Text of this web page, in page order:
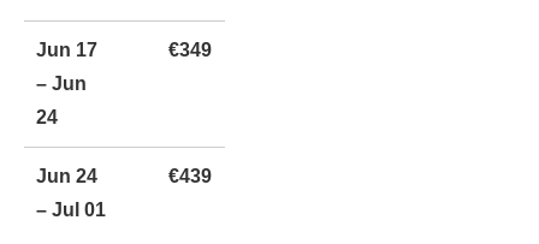
Jun 17
– Jun
24
€349
Jun 24
– Jul 01
€439